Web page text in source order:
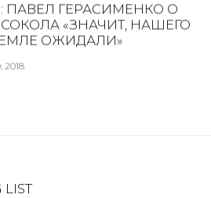
ПАВЕЛ ГЕРАСИМЕНКО О
«ЗНАЧИТ, НАШЕГО
ОЖИДАЛИ»
2018